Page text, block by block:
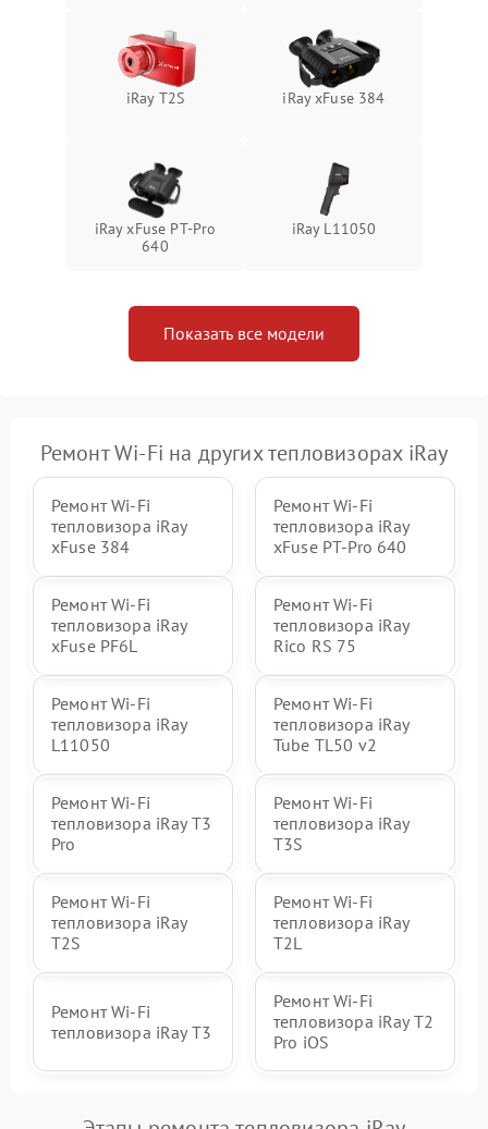
iRay T2S iRay xFuse 384
iRay xFuse PT-Pro
640
iRay L11050
Показать все модели
Ремонт Wi-Fi на других тепловизорах iRay
Ремонт Wi-Fi
тепловизора iRay
xFuse 384
Ремонт Wi-Fi
тепловизора iRay
xFuse PT-Pro 640
Ремонт Wi-Fi
тепловизора iRay
xFuse PF6L
Ремонт Wi-Fi
тепловизора iRay
Rico RS 75
Ремонт Wi-Fi
тепловизора iRay
L11050
Ремонт Wi-Fi
тепловизора iRay
Tube TL50 v2
Ремонт Wi-Fi
тепловизора iRay T3
Pro
Ремонт Wi-Fi
тепловизора iRay
T3S
Ремонт Wi-Fi
тепловизора iRay
T2S
Ремонт Wi-Fi
тепловизора iRay
T2L
Ремонт Wi-Fi
тепловизора iRay T3
Ремонт Wi-Fi
тепловизора iRay T2
Pro iOS